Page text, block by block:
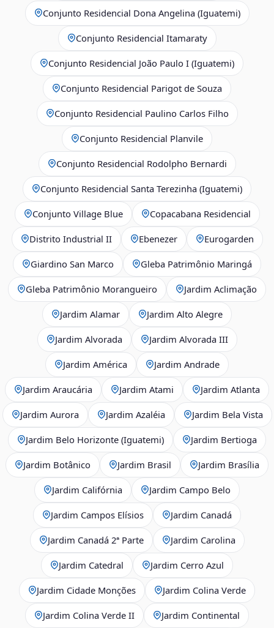
Conjunto Residencial Dona Angelina (Iguatemi)
Conjunto Residencial Itamaraty
Conjunto Residencial João Paulo I (Iguatemi)
Conjunto Residencial Parigot de Souza
Conjunto Residencial Paulino Carlos Filho
Conjunto Residencial Planvile
Conjunto Residencial Rodolpho Bernardi
Conjunto Residencial Santa Terezinha (Iguatemi)
Conjunto Village Blue Copacabana Residencial
Distrito Industrial II Ebenezer Eurogarden
Giardino San Marco Gleba Patrimônio Maringá
Gleba Patrimônio Morangueiro Jardim Aclimação
Jardim Alamar Jardim Alto Alegre
Jardim Alvorada Jardim Alvorada III
Jardim América Jardim Andrade
Jardim Araucária Jardim Atami Jardim Atlanta
Jardim Aurora Jardim Azaléia Jardim Bela Vista
Jardim Belo Horizonte (Iguatemi) Jardim Bertioga
Jardim Botânico Jardim Brasil Jardim Brasília
Jardim Califórnia Jardim Campo Belo
Jardim Campos Elísios Jardim Canadá
Jardim Canadá 2ª Parte Jardim Carolina
Jardim Catedral Jardim Cerro Azul
Jardim Cidade Monções Jardim Colina Verde
Jardim Colina Verde II Jardim Continental